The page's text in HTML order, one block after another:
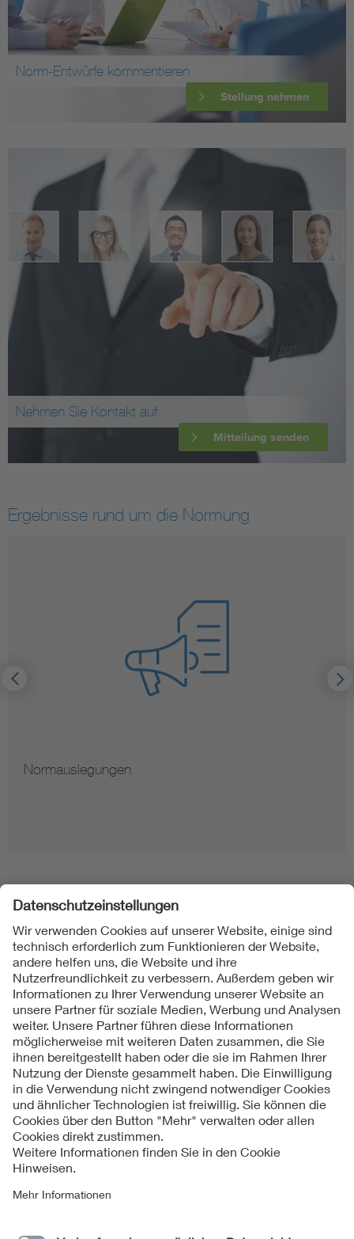
Norm-Entwürfe kommentieren
Stellung nehmen
Nehmen Sie Kontakt auf
Mitteilung senden
Ergebnisse rund um die Normung
Normauslegungen
Folgen Sie uns
Kontakt
Impressum
Datenschutzinformationen
Cookie Hinweise
Compliance